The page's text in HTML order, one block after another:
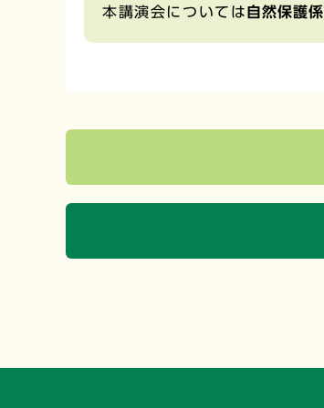
本講演会については 自然保護係